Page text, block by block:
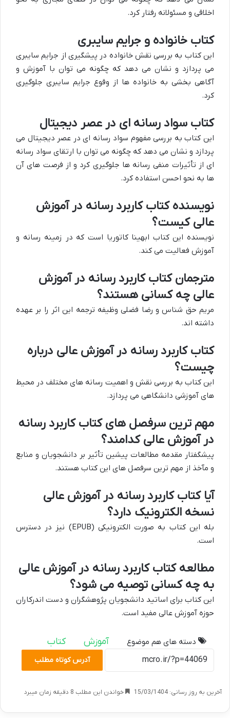
اخلاقی و مسئولانه رفتار کرد.
کتاب خانواده و جرایم سایبری
این کتاب به بررسی نقش خانواده در پیشگیری از جرایم سایبری
می پردازد و نشان می دهد که چگونه می توان با آموزش و
آگاهی بخشی به خانواده ها از وقوع جرایم سایبری جلوگیری
کرد.
کتاب سواد رسانه ای در عصر دیجیتال
این کتاب به بررسی مفهوم سواد رسانه ای در عصر دیجیتال می
پردازد و نشان می دهد که چگونه می توان با ارتقای سواد رسانه
ای از تأثیرات منفی رسانه ها جلوگیری کرد و از فرصت های آن
ها به نحو احسن استفاده کرد.
نویسنده کتاب کاربرد رسانه در آموزش
عالی کیست؟
نویسنده این کتاب ابهینا کاتوریا است که در زمینه رسانه و
آموزش فعالیت می کند.
مترجمان کتاب کاربرد رسانه در آموزش
عالی چه کسانی هستند؟
مریم حق شناس و رضا فضلی وظیفه ترجمه این اثر را بر عهده
داشته اند.
کتاب کاربرد رسانه در آموزش عالی درباره
چیست؟
این کتاب به بررسی نقش و اهمیت رسانه های مختلف در محیط
های آموزشی دانشگاهی می پردازد.
مهم ترین سرفصل های کتاب کاربرد رسانه
در آموزش عالی کدامند؟
پیشگفتار مقدمه مطالعات پیشین تأثیر بر دانشجویان و منابع
و مآخذ از مهم ترین سرفصل های این کتاب هستند.
آیا کتاب کاربرد رسانه در آموزش عالی
نسخه الکترونیک دارد؟
بله این کتاب به صورت الکترونیکی (EPUB) نیز در دسترس
است.
مطالعه کتاب کاربرد رسانه در آموزش عالی
به چه کسانی توصیه می شود؟
این کتاب برای اساتید دانشجویان پژوهشگران و دست اندرکاران
حوزه آموزش عالی مفید است.
دسته های هم موضوع آموزش کتاب
آدرس کوتاه مطلب
آخرین به روز رسانی: 15/03/1404 خواندن این مطلب 8 دقیقه زمان میبرد